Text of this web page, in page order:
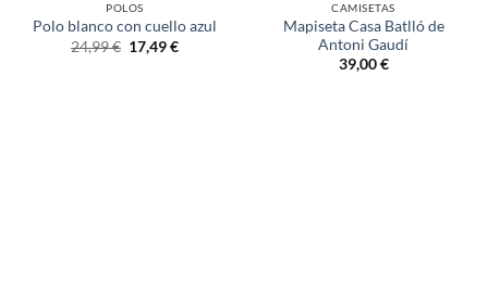
POLOS
Polo blanco con cuello azul
24,99€ 17,49€
CAMISETAS
Mapiseta Casa Batlló de
Antoni Gaudí
39,00€